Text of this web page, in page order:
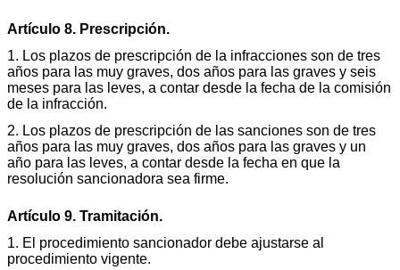
Artículo 8. Prescripción.
1. Los plazos de prescripción de la infracciones son de tres
años para las muy graves, dos años para las graves y seis
meses para las leves, a contar desde la fecha de la comisión
de la infracción.
2. Los plazos de prescripción de las sanciones son de tres
años para las muy graves, dos años para las graves y un
año para las leves, a contar desde la fecha en que la
resolución sancionadora sea firme.
Artículo 9. Tramitación.
1. El procedimiento sancionador debe ajustarse al
procedimiento vigente.